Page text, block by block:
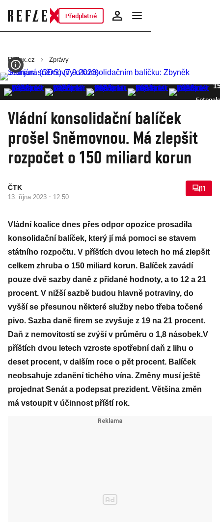
Předplatné
Reflex.cz Zprávy
Vládní konsolidační balíček
prošel Sněmovnou. Má zlepšit
rozpočet o 150 miliard korun
ČTK
13. října 2023 · 12:50
11
Vládní koalice dnes přes odpor opozice prosadila
konsolidační balíček, který jí má pomoci se stavem
státního rozpočtu. V příštích dvou letech ho má zlepšit
celkem zhruba o 150 miliard korun. Balíček zavádí
pouze dvě sazby daně z přidané hodnoty, a to 12 a 21
procent. V nižší sazbě budou hlavně potraviny, do
vyšší se přesunou některé služby nebo třeba točené
pivo. Sazba daně firem se zvyšuje z 19 na 21 procent.
Daň z nemovitostí se zvýší v průměru o 1,8 násobek.V
příštích dvou letech vzroste spotřební daň z lihu o
deset procent, v dalším roce o pět procent. Balíček
neobsahuje zdanění tichého vína. Změny musí ještě
projednat Senát a podepsat prezident. Většina změn
má vstoupit v účinnost příští rok.